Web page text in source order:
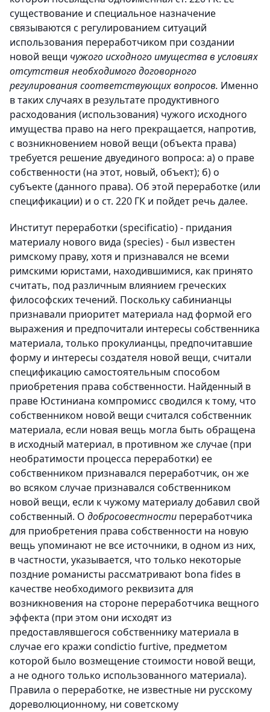
существование и специальное назначение
связываются с регулированием ситуаций
использования переработчиком при создании
новой вещи чужого исходного имущества в условиях
отсутствия необходимого договорного
регулирования соответствующих вопросов. Именно
в таких случаях в результате продуктивного
расходования (использования) чужого исходного
имущества право на него прекращается, напротив,
с возникновением новой вещи (объекта права)
требуется решение двуединого вопроса: a) о праве
собственности (на этот, новый, объект); б) о
субъекте (данного права). Об этой переработке (или
спецификации) и о ст. 220 ГК и пойдет речь далее.
Институт переработки (specificatio) - придания
материалу нового вида (species) - был известен
римскому праву, хотя и признавался не всеми
римскими юристами, находившимися, как принято
считать, под различным влиянием греческих
философских течений. Поскольку сабинианцы
признавали приоритет материала над формой его
выражения и предпочитали интересы собственника
материала, только прокулианцы, предпочитавшие
форму и интересы создателя новой вещи, считали
спецификацию самостоятельным способом
приобретения права собственности. Найденный в
праве Юстиниана компромисс сводился к тому, что
собственником новой вещи считался собственник
материала, если новая вещь могла быть обращена
в исходный материал, в противном же случае (при
необратимости процесса переработки) ее
собственником признавался переработчик, он же
во всяком случае признавался собственником
новой вещи, если к чужому материалу добавил свой
собственный. О добросовестности переработчика
для приобретения права собственности на новую
вещь упоминают не все источники, в одном из них,
в частности, указывается, что только некоторые
поздние романисты рассматривают bona fides в
качестве необходимого реквизита для
возникновения на стороне переработчика вещного
эффекта (при этом они исходят из
предоставлявшегося собственнику материала в
случае его кражи condictio furtive, предметом
которой было возмещение стоимости новой вещи,
а не одного только использованного материала).
Правила о переработке, не известные ни русскому
дореволюционному, ни советскому